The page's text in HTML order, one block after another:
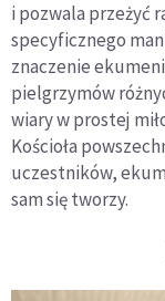
i pozwala przeżyć
specyficznego
znaczenie
pielgrzymów
wiary w prostej
Kościoła
uczestników,
sam się tworzy.